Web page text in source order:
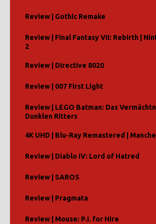
Review | Gothic Remake
Review | Final Fantasy VII: Rebirth |
2
Review | Directive 8020
Review | 007 First Light
Review | LEGO Batman: Das
Dunklen Ritters
4K UHD | Blu-Ray Remastered |
Review | Diablo IV: Lord of Hatred
Review | SAROS
Review | Pragmata
Review | Mouse: P.I. for Hire